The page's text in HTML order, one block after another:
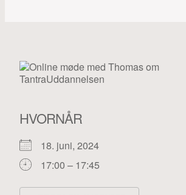
HVORNÅR
18. juni, 2024
17:00 – 17:45